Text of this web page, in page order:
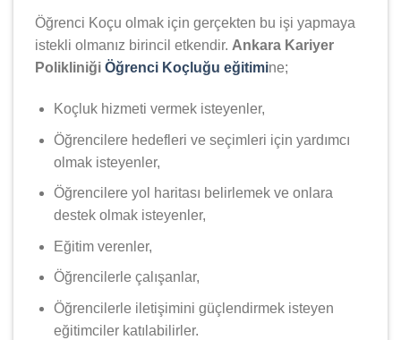
Öğrenci Koçu olmak için gerçekten bu işi yapmaya
istekli olmanız birincil etkendir. Ankara Kariyer
Polikliniği Öğrenci Koçluğu eğitimine;
Koçluk hizmeti vermek isteyenler,
Öğrencilere hedefleri ve seçimleri için yardımcı
olmak isteyenler,
Öğrencilere yol haritası belirlemek ve onlara
destek olmak isteyenler,
Eğitim verenler,
Öğrencilerle çalışanlar,
Öğrencilerle iletişimini güçlendirmek isteyen
eğitimciler katılabilirler.